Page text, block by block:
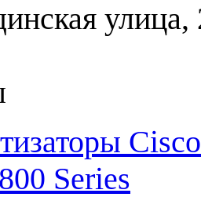
улица,
Cisco
Series